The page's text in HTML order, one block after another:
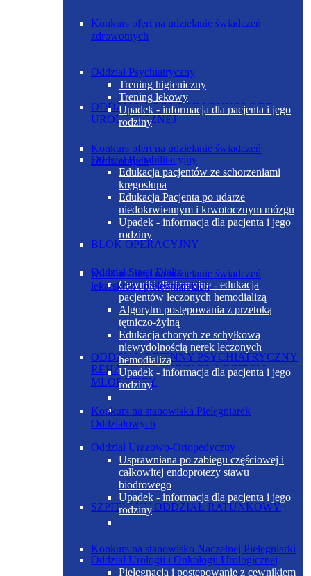
ODDZIAŁ UROLOGII I ONKOLOGII
UROLOGICZNEJ
BLOK OPERACYJNY
ODDZIAŁ DZIENNY PSYCHIATRYCZNY
REHABILITACYJNY DLA DZIECI I
MŁODZIEŻY
SZPITALNY ODDZIAŁ RATUNKOWY
Oddział Psychiatryczny
Trening higieniczny
Trening lekowy
Upadek - informacja dla pacjenta i jego
rodziny
Oddział Rehabilitacyjny
Edukacja pacjentów ze schorzeniami
kręgosłupa
Edukacja Pacjenta po udarze
niedokrwiennym i krwotocznym mózgu
Upadek - informacja dla pacjenta i jego
rodziny
Oddział Stacji Dializ
Cewniki dializacyjne - edukacja
pacjentów leczonych hemodializą
Algorytm postępowania z przetoką
tętniczo-żylną
Edukacja chorych ze schyłkową
niewydolnością nerek leczonych
hemodializą
Upadek - informacja dla pacjenta i jego
rodziny
Oddział Urazowo-Ortopedyczny
Usprawniana po zabiegu częściowej i
całkowitej endoprotezy stawu
biodrowego
Upadek - informacja dla pacjenta i jego
rodziny
Oddział Urologii i Onkologii Urologicznej
Pielęgnacja i postępowanie z cewnikiem
Konkurs ofert na udzielanie świadczeń
zdrowotnych
Konkurs ofert na udzielanie świadczeń
zdrowotnych
Konkurs ofert na udzielanie świadczeń
lekarskich i pielęgniarskich
Konkurs na stanowiska Pielęgniarek
Oddziałowych
Konkurs na stanowisko Naczelnej Pielęgniarki